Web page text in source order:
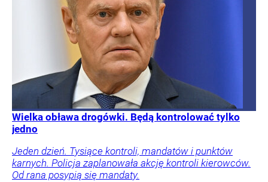
Wielka obława drogówki. Będą kontrolować tylko
jedno
Jeden dzień. Tysiące kontroli, mandatów i punktów
karnych. Policja zaplanowała akcję kontroli kierowców.
Od rana posypią się mandaty.